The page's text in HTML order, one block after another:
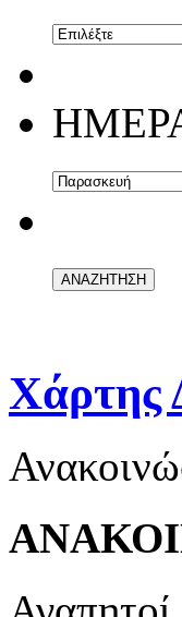
Χάρτης